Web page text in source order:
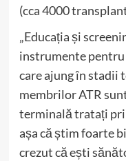
(cca 4000
„Educația și
instrumente
care ajung în stadii
membrilor ATR
terminală tratați
așa că știm foarte
crezut că ești